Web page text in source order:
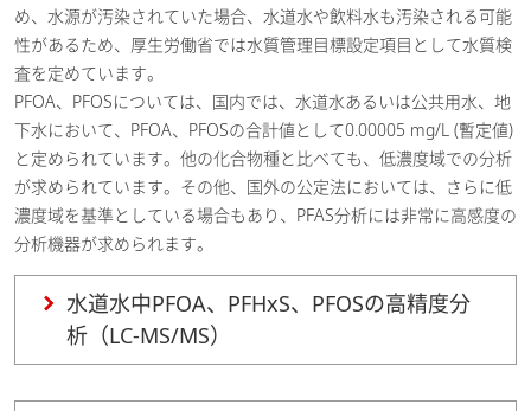
め、水源が汚染されていた場合、水道水や飲料水も汚染される可能
性があるため、厚生労働省では水質管理目標設定項目として水質検
査を定めています。
PFOA、PFOSについては、国内では、水道水あるいは公共用水、地
下水において、PFOA、PFOSの合計値として0.00005 mg/L (暫定値)
と定められています。他の化合物種と比べても、低濃度域での分析
が求められています。その他、国外の公定法においては、さらに低
濃度域を基準としている場合もあり、PFAS分析には非常に高感度の
分析機器が求められます。
水道水中PFOA、PFHxS、PFOSの高精度分
析（LC-MS/MS）